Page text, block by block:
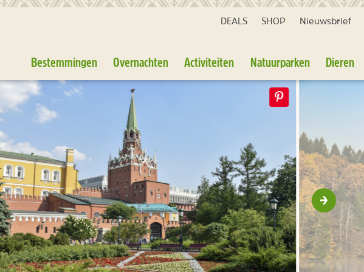
DEALS SHOP Nieuwsbrief
Bestemmingen Overnachten Activiteiten Natuurparken Dieren